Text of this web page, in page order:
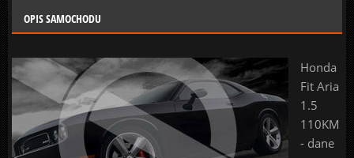
OPIS SAMOCHODU
Honda
Fit Aria
1.5
110KM
- dane